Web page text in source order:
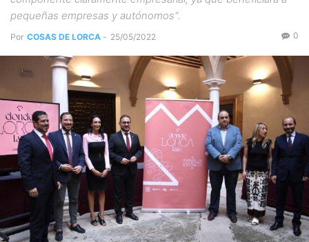
pequeñas empresas y autónomos".
Por COSAS DE LORCA - 25/05/2022 0